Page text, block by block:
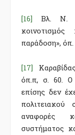
[16] Βλ. Ν.
παράδοση», όπ.
[17]
όπ.π, σ. 60. Ο
επίσης δεν
αναφορές
συστήματος